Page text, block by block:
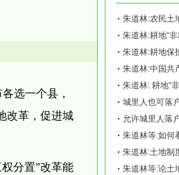
选一个县，
改革，促进城
分置”改革能
朱道林:耕地“
朱道林:耕地保
朱道林:中国共
朱道林: ​耕地“
允许城里人落
朱道林等:如何
朱道林:土地制
朱道林等:论土